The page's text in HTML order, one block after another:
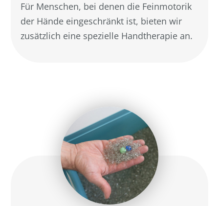
Für Menschen, bei denen die Feinmotorik
der Hände eingeschränkt ist, bieten wir
zusätzlich eine spezielle Handtherapie an.